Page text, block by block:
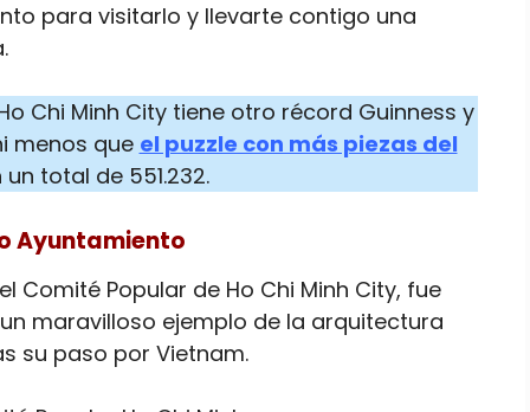
para visitarlo y llevarte contigo una
Chi Minh City tiene otro récord Guinness y
menos que el puzzle con más piezas del
un total de 551.232.
Ayuntamiento
Comité Popular de Ho Chi Minh City, fue
maravilloso ejemplo de la arquitectura
su paso por Vietnam.